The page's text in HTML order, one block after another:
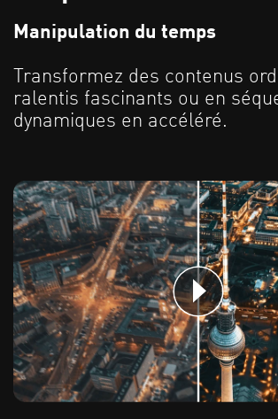
Manipulation du temps
Transformez des contenus
ralentis fascinants ou en
dynamiques en accéléré.